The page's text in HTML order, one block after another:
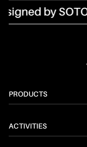
by SOTO
PRODUCTS
ストーブ
ACTIVITIES